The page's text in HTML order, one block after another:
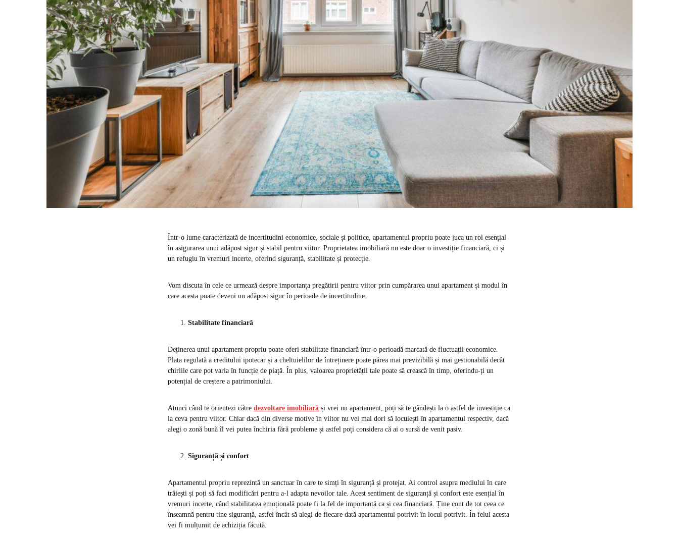
Într-o lume caracterizată de incertitudini economice, sociale și politice, apartamentul propriu poate juca un rol esențial
în asigurarea unui adăpost sigur și stabil pentru viitor. Proprietatea imobiliară nu este doar o investiție financiară, ci și
un refugiu în vremuri incerte, oferind siguranță, stabilitate și protecție.
Vom discuta în cele ce urmează despre importanța pregătirii pentru viitor prin cumpărarea unui apartament și modul în
care acesta poate deveni un adăpost sigur în perioade de incertitudine.
Stabilitate financiară
Deținerea unui apartament propriu poate oferi stabilitate financiară într-o perioadă marcată de fluctuații economice.
Plata regulată a creditului ipotecar și a cheltuielilor de întreținere poate părea mai previzibilă și mai gestionabilă decât
chiriile care pot varia în funcție de piață. În plus, valoarea proprietății tale poate să crească în timp, oferindu-ți un
potențial de creștere a patrimoniului.
Atunci când te orientezi către dezvoltare imobiliară și vrei un apartament, poți să te gândești la o astfel de investiție ca
la ceva pentru viitor. Chiar dacă din diverse motive în viitor nu vei mai dori să locuiești în apartamentul respectiv, dacă
alegi o zonă bună îl vei putea închiria fără probleme și astfel poți considera că ai o sursă de venit pasiv.
Siguranță și confort
Apartamentul propriu reprezintă un sanctuar în care te simți în siguranță și protejat. Ai control asupra mediului în care
trăiești și poți să faci modificări pentru a-l adapta nevoilor tale. Acest sentiment de siguranță și confort este esențial în
vremuri incerte, când stabilitatea emoțională poate fi la fel de importantă ca și cea financiară. Ține cont de tot ceea ce
înseamnă pentru tine siguranță, astfel încât să alegi de fiecare dată apartamentul potrivit în locul potrivit. În felul acesta
vei fi mulțumit de achiziția făcută.